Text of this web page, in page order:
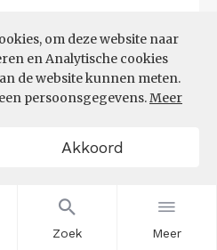
Zoek Meer
om deze website naar
en Analytische cookies
de website kunnen meten.
persoonsgegevens.Meer
Akkoord